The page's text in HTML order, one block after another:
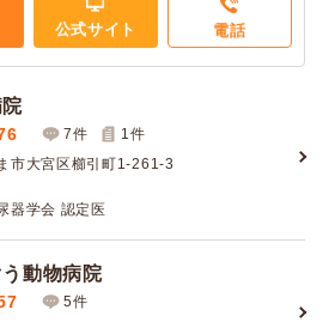
公式サイト 電話
7件 1 件
市大宮区櫛引町1-261-3
器学会 認定医
動物病院
5件